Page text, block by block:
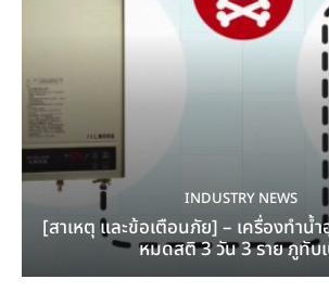
INDUSTRY NEWS
[สาเหตุ และข้อเตือนภัย] – เครื่องทำน้
หมดสติ 3 วัน 3 ราย ภูทับ